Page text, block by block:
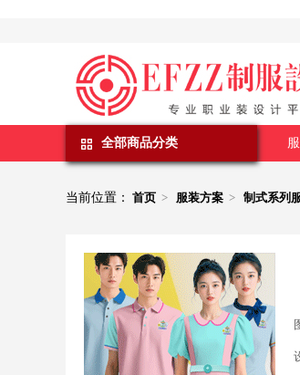
全部商品分类
当前位置： 首页 > 服装方案 > 制式系列